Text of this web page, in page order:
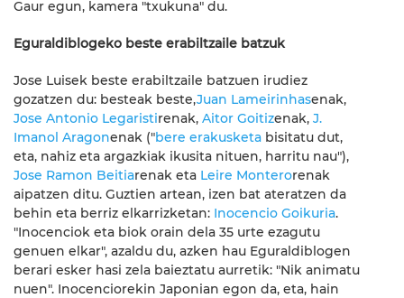
Gaur egun, kamera "txukuna" du.
Eguraldiblogeko beste erabiltzaile batzuk
Jose Luisek beste erabiltzaile batzuen irudiez
gozatzen du: besteak beste,Juan Lameirinhasenak,
Jose Antonio Legaristirenak, Aitor Goitizenak, J.
Imanol Aragonenak ("bere erakusketa bisitatu dut,
eta, nahiz eta argazkiak ikusita nituen, harritu nau"),
Jose Ramon Beitiarenak eta Leire Monterorenak
aipatzen ditu. Guztien artean, izen bat ateratzen da
behin eta berriz elkarrizketan: Inocencio Goikuria.
"Inocenciok eta biok orain dela 35 urte ezagutu
genuen elkar", azaldu du, azken hau Eguraldiblogen
berari esker hasi zela baieztatu aurretik: "Nik animatu
nuen". Inocenciorekin Japonian egon da, eta, hain